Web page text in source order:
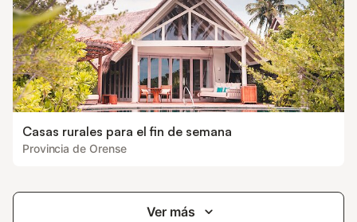
Casas rurales para el fin de semana
Provincia de Orense
Ver más